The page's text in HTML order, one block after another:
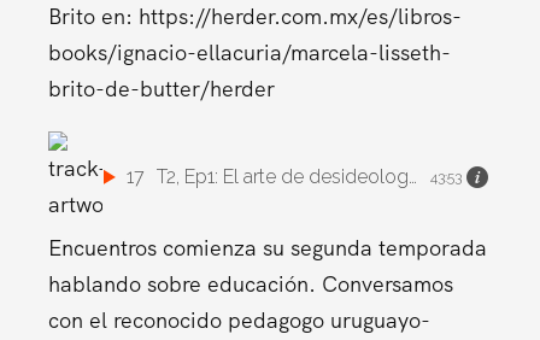
Brito en: https://herder.com.mx/es/libros-
books/ignacio-ellacuria/marcela-lisseth-
brito-de-butter/herder
17 T2, Ep1: El arte de desideologizar 43:53
Encuentros comienza su segunda temporada
hablando sobre educación. Conversamos
con el reconocido pedagogo uruguayo-